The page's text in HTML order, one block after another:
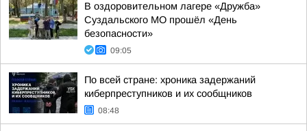
В оздоровительном лагере «Дружба»
Суздальского МО прошёл «День
безопасности»
09:05
По всей стране: хроника задержаний
киберпреступников и их сообщников
08:48